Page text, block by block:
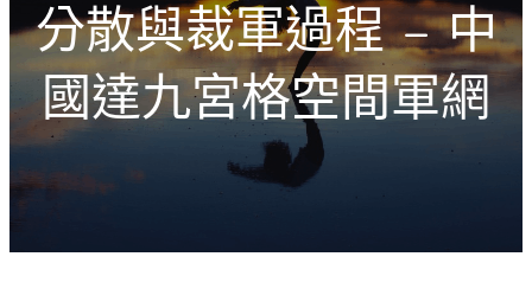
分散與裁軍過程 – 中
國達九宮格空間軍網